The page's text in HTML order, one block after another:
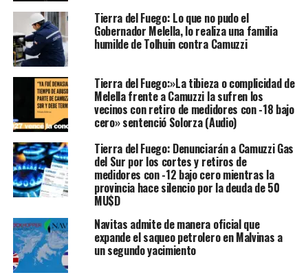
Tierra del Fuego: Lo que no pudo el
Gobernador Melella, lo realiza una familia
humilde de Tolhuin contra Camuzzi
Tierra del Fuego:»La tibieza o complicidad de
Melella frente a Camuzzi la sufren los
vecinos con retiro de medidores con -18 bajo
cero» sentenció Solorza (Audio)
Tierra del Fuego: Denunciarán a Camuzzi Gas
del Sur por los cortes y retiros de
medidores con -12 bajo cero mientras la
provincia hace silencio por la deuda de 50
MU$D
Navitas admite de manera oficial que
expande el saqueo petrolero en Malvinas a
un segundo yacimiento